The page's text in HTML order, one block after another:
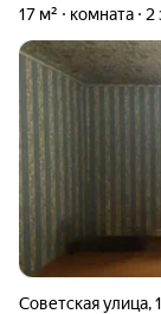
17 м² комната 2
Советская улица,